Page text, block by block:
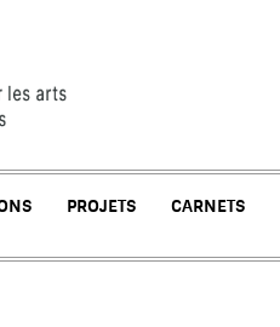
PROJETS CARNETS